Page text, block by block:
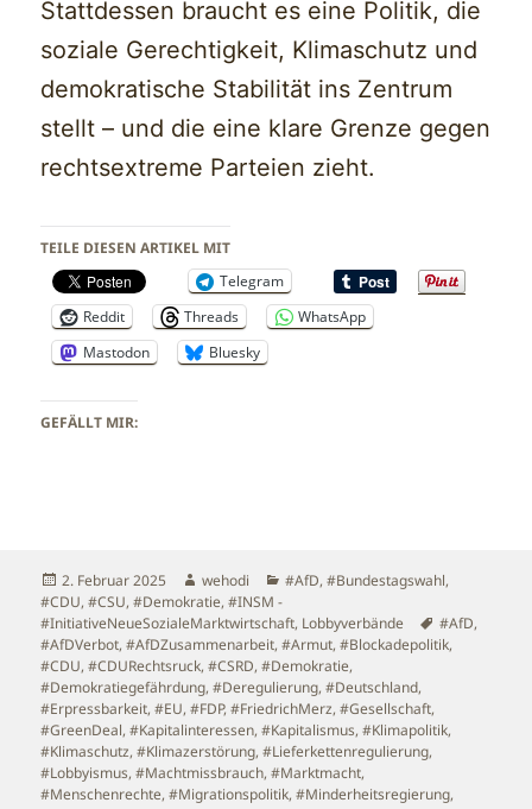
Stattdessen braucht es eine Politik, die
soziale Gerechtigkeit, Klimaschutz und
demokratische Stabilität ins Zentrum
stellt – und die eine klare Grenze gegen
rechtsextreme Parteien zieht.
TEILE DIESEN ARTIKEL MIT
Telegram
Reddit
Threads
WhatsApp
Mastodon
Bluesky
GEFÄLLT MIR:
Veröffentlicht
am
2. Februar 2025 Autor
wehodi Kategorien
#AfD,#Bundestagswahl,
#CDU,#CSU,#Demokratie,#INSM -
#InitiativeNeueSozialeMarktwirtschaft, Lobbyverbände Schlagwörter
#AfD,
#AfDVerbot,#AfDZusammenarbeit,#Armut,#Blockadepolitik,
#CDU,#CDURechtsruck,#CSRD,#Demokratie,
#Demokratiegefährdung,#Deregulierung,#Deutschland,
#Erpressbarkeit,#EU,#FDP,#FriedrichMerz,#Gesellschaft,
#GreenDeal,#Kapitalinteressen,#Kapitalismus,#Klimapolitik,
#Klimaschutz,#Klimazerstörung,#Lieferkettenregulierung,
#Lobbyismus,#Machtmissbrauch,#Marktmacht,
#Menschenrechte,#Migrationspolitik,#Minderheitsregierung,